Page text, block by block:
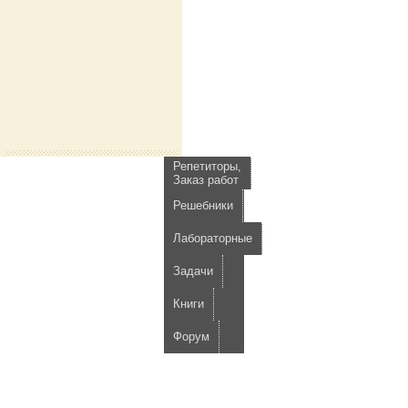
Репетиторы,
Заказ работ
Решебники
Лабораторные
Задачи
Книги
Форум